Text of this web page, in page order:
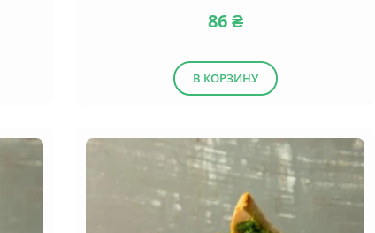
86₴
В КОРЗИНУ